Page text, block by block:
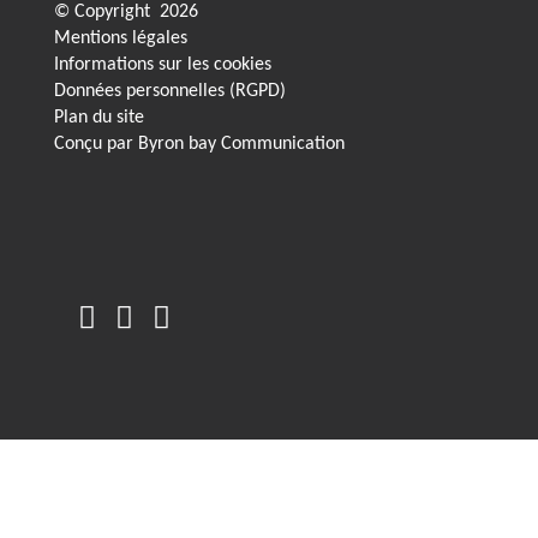
© Copyright 2026
Mentions légales
Informations sur les cookies
Données personnelles (RGPD)
Plan du site
Conçu par Byron bay Communication